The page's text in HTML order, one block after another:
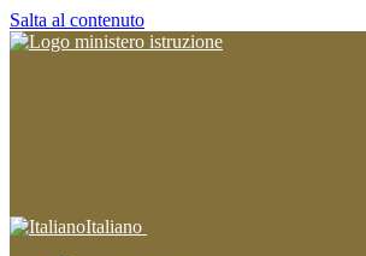
Salta al contenuto
Italiano